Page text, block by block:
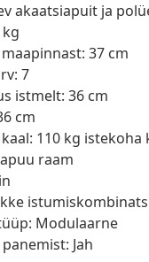
akaatsiapuit ja
kg
37 cm
7
istmelt: 36 cm
cm
110 kg istekoha
raam
Modulaarne
Jah